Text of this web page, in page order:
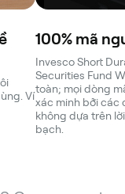
Ví
100% mã
Invesco Short
Securities Fund
toàn; mọi dòng
xác minh bởi các
không dựa trên
bạch.